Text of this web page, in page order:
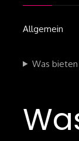
Allgemein
Was bieten